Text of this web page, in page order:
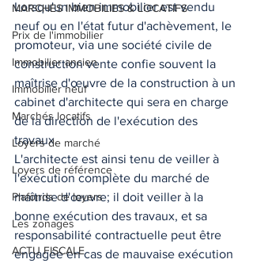
MARCHES IMMOBILIES & LOCATIFS
Prix de l'immobilier
Immobilier ancien
Immobilier neuf
Marchés locatifs
Loyers de marché
Loyers de référence
Plafonds de loyers
Les zonages
ACTU FISCALE
Lorsqu'un bien immobilier est vendu
neuf ou en l'état futur d'achèvement, le
promoteur, via une société civile de
construction vente confie souvent la
maîtrise d'œuvre de la construction à un
cabinet d'architecte qui sera en charge
de la direction de l'exécution des
travaux.
L'architecte est ainsi tenu de veiller à
l'exécution complète du marché de
maîtrise d'œuvre; il doit veiller à la
bonne exécution des travaux, et sa
responsabilité contractuelle peut être
engagée en cas de mauvaise exécution